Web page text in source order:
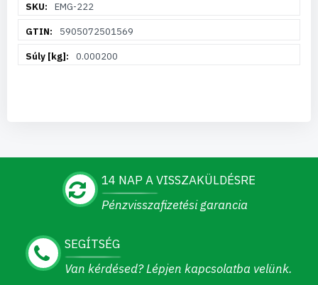
információEMG-222
5905072501569
0.000200
14 NAP A VISSZAKÜLDÉSRE
Pénzvisszafizetési garancia
SEGÍTSÉG
Van kérdésed? Lépjen kapcsolatba velünk.